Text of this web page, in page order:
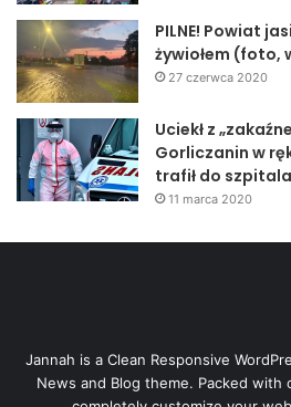
PILNE! Powiat
żywiołem (foto,
27 czerwca 2020
Uciekł z
Gorliczanin w
trafił do
11 marca 2020
Jannah is a Clean Responsive
News and Blog theme. Packed